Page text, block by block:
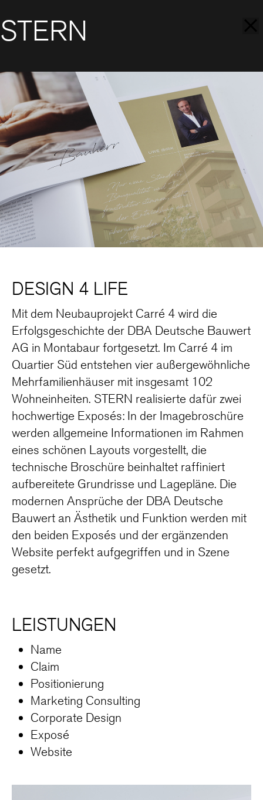
STERN
DESIGN 4 LIFE
Mit dem Neubauprojekt Carré 4 wird die
Erfolgsgeschichte der DBA Deutsche Bauwert
AG in Montabaur fortgesetzt. Im Carré 4 im
Quartier Süd entstehen vier außergewöhnliche
Mehrfamilienhäuser mit insgesamt 102
Wohneinheiten. STERN realisierte dafür zwei
hochwertige Exposés: In der Imagebroschüre
werden allgemeine Informationen im Rahmen
eines schönen Layouts vorgestellt, die
technische Broschüre beinhaltet raffiniert
aufbereitete Grundrisse und Lagepläne. Die
modernen Ansprüche der DBA Deutsche
Bauwert an Ästhetik und Funktion werden mit
den beiden Exposés und der ergänzenden
Website perfekt aufgegriffen und in Szene
gesetzt.
LEISTUNGEN
Name
Claim
Positionierung
Marketing Consulting
Corporate Design
Exposé
Website